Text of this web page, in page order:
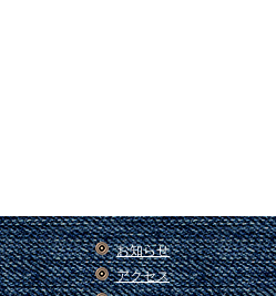
お知らせ
アクセス